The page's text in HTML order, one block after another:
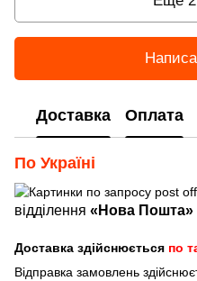
Доставка Оплата
По Україні
відділення «Нова Пошта»
Доставка здійснюється по
Відправка замовлень